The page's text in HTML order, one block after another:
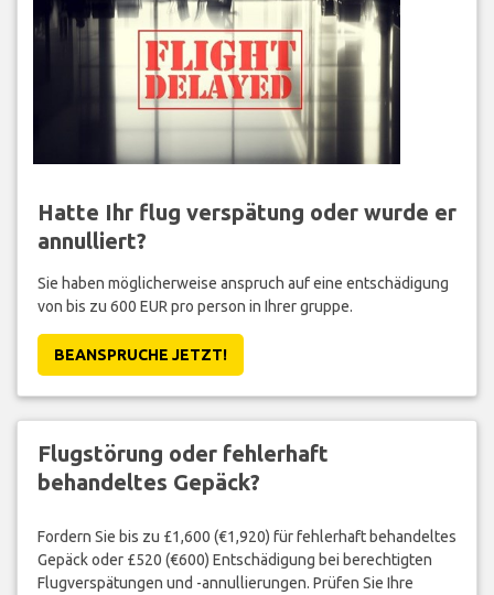
Hatte Ihr flug verspätung oder wurde er
annulliert?
Sie haben möglicherweise anspruch auf eine entschädigung
von bis zu 600 EUR pro person in Ihrer gruppe.
BEANSPRUCHE JETZT!
Flugstörung oder fehlerhaft
behandeltes Gepäck?
Fordern Sie bis zu £1,600 (€1,920) für fehlerhaft behandeltes
Gepäck oder £520 (€600) Entschädigung bei berechtigten
Flugverspätungen und -annullierungen. Prüfen Sie Ihre